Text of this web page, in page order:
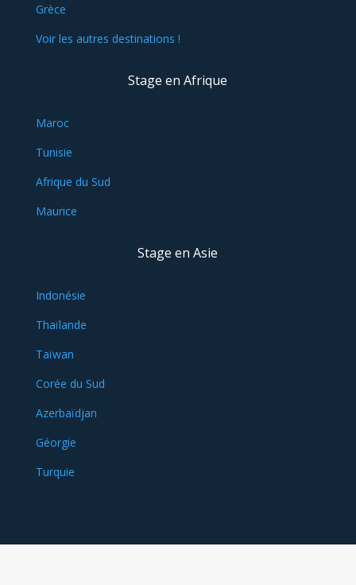
Grèce
Voir les autres destinations !
Stage en Afrique
Maroc
Tunisie
Afrique du Sud
Maurice
Stage en Asie
Indonésie
Thaïlande
Taïwan
Corée du Sud
Azerbaïdjan
Géorgie
Turquie